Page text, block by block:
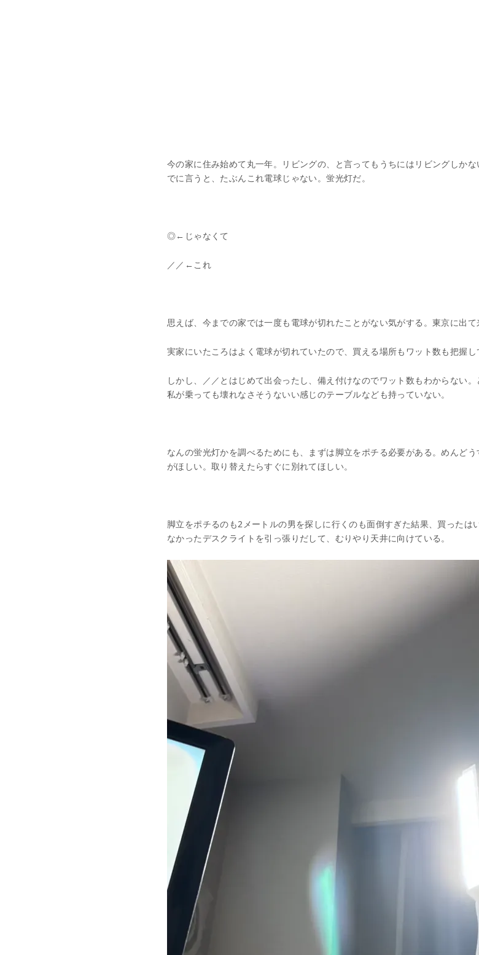
今の家に住み始めて丸一年。リビングの、と言ってもうちにはリビングしか
でに言うと、たぶんこれ電球じゃない。蛍光灯だ。
◎←じゃなくて
／／←これ
思えば、今までの家では一度も電球が切れたことがない気がする。東京に出て
実家にいたころはよく電球が切れていたので、買える場所もワット数も把握し
しかし、／／とはじめて出会ったし、備え付けなのでワット数もわからない
私が乗っても壊れなさそうないい感じのテーブルなども持っていない。
なんの蛍光灯かを調べるためにも、まずは脚立をポチる必要がある。めんど
がほしい。取り替えたらすぐに別れてほしい。
脚立をポチるのも2メートルの男を探しに行くのも面倒すぎた結果、買ったは
なかったデスクライトを引っ張りだして、むりやり天井に向けている。